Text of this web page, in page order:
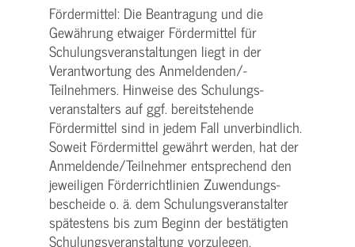
Fördermittel: Die Beantragung und die
Gewährung etwaiger Fördermittel für
Schulungs­veranstaltungen liegt in der
Verantwortung des Anmeldenden/­
Teilnehmers. Hinweise des Schulungs­
veranstalters auf ggf. bereitstehende
Fördermittel sind in jedem Fall unverbindlich.
Soweit Fördermittel gewährt werden, hat der
Anmeldende/­Teilnehmer entsprechend den
jeweiligen Förderrichtlinien Zuwendungs­
bescheide o. ä. dem Schulungs­veranstalter
spätestens bis zum Beginn der bestätigten
Schulungs­veranstaltung vorzulegen.